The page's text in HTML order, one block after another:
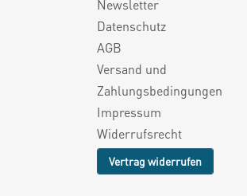
Newsletter
Datenschutz
AGB
Versand und
Zahlungsbedingungen
Impressum
Widerrufsrecht
Vertrag widerrufen